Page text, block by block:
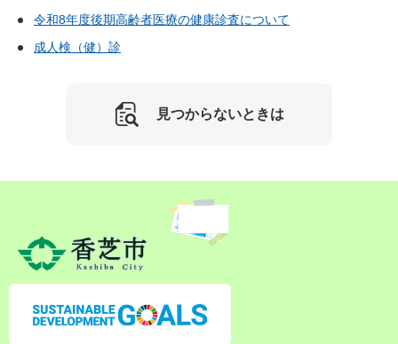
令和8年度後期高齢者医療の健康診査について
成人検（健）診
見つからないときは